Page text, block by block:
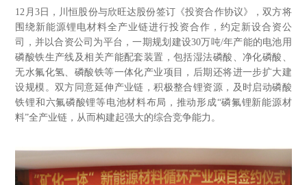
12月3日，川恒股份与欣旺达股份签订《投资合作协议》，双方将
围绕新能源锂电材料全产业链进行投资合作，约定新设合资公
司，并以合资公司为平台，一期规划建设30万吨/年产能的电池用
磷酸铁生产线及相关产能配套装置，包括湿法磷酸、净化磷酸、
无水氟化氢、磷酸铁等一体化产业项目，后期还将进一步扩大建
设规模。双方同意延伸产业链，积极整合锂资源，及时启动磷酸
铁锂和六氟磷酸锂等电池材料布局，推动形成“磷氟锂新能源材
料”全产业链，从而构建起强大的综合竞争能力。